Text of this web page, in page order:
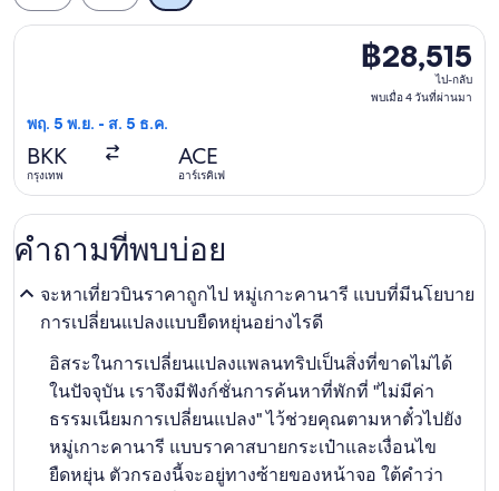
฿28,515
ไป-
กลับ,
วัน
มา
฿28,515
ไป-กลับ
พบเมื่อ 4 วันที่ผ่านมา
พฤ. 5 พ.ย. - ส. 5 ธ.ค.
BKK
กรุงเทพ
ACE
อาร์เรคิเฟ
เลือกเที่ยวบิน เอทิฮัด แอร์เวย์ส วัน พฤ. 5 พ.ย. จาก กรุงเทพ ไป
คำถามที่พบบ่อย
จะหาเที่ยวบินราคาถูกไป หมู่เกาะคานารี แบบที่มีนโยบาย
การเปลี่ยนแปลงแบบยืดหยุ่นอย่างไรดี
อิสระในการเปลี่ยนแปลงแพลนทริปเป็นสิ่งที่ขาดไม่ได้
ในปัจจุบัน เราจึงมีฟังก์ชั่นการค้นหาที่พักที่ "ไม่มีค่า
ธรรมเนียมการเปลี่ยนแปลง" ไว้ช่วยคุณตามหาตั๋วไปยัง
หมู่เกาะคานารี แบบราคาสบายกระเป๋าและเงื่อนไข
ยืดหยุ่น ตัวกรองนี้จะอยู่ทางซ้ายของหน้าจอ ใต้คำว่า